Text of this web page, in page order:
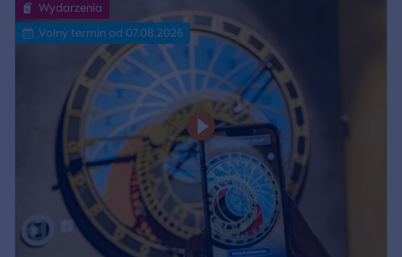
Wydarzenia
Volný termín od 07.08.2026